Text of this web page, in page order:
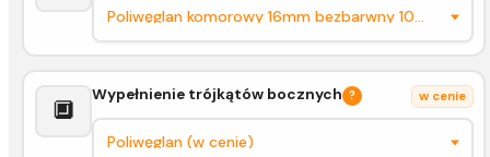
🔲
Wypełnienie trójkątów bocznych ? w cenie